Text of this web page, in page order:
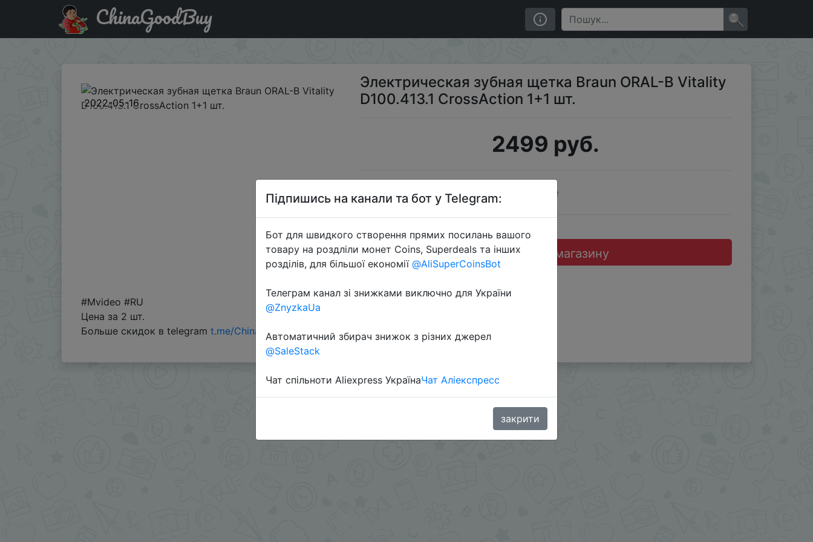
Знижка на Электрическая зубная щетка Braun ORAL-B Vitality D100.413.1 CrossAction 1+1 шт.
ChinaGoodBuy
2022-05-16
Электрическая зубная щетка Braun ORAL-B Vitality
D100.413.1 CrossAction 1+1 шт.
2499 руб.
Sale
Перейти до магазину
#Mvideo #RU
Цена за 2 шт.
Больше скидок в telegram t.me/ChinaGoodBuy
Підпишись на канали та бот у Telegram:
Бот для швидкого створення прямих посилань вашого
товару на роздліли монет Coins, Superdeals та інших
розділів, для більшої економії @AliSuperCoinsBot
Телеграм канал зі знижками виключно для України
@ZnyzkaUa
Автоматичний збирач знижок з різних джерел
@SaleStack
Чат спільноти Aliexpress УкраїнаЧат Аліекспресс
закрити